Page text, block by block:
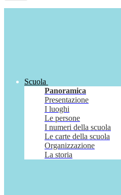
Scuola
Panoramica
Presentazione
I luoghi
Le persone
I numeri della scuola
Le carte della scuola
Organizzazione
La storia